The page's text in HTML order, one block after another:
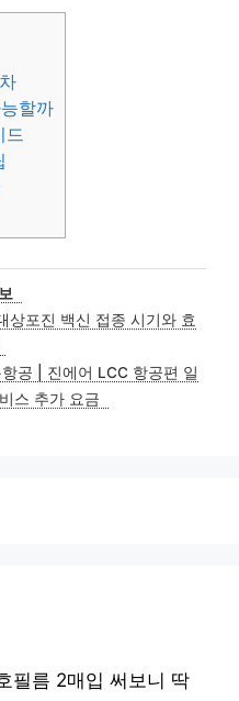
할까
드
상포진 백신 접종 시기와 효
공 | 진에어 LCC 항공편 일
스 추가 요금
필름 2매입 써보니 딱